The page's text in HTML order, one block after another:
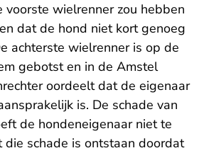
wielrenner zou hebben
dat de hond niet kort genoeg
achterste wielrenner is op de
gebotst en in de Amstel
oordeelt dat de eigenaar
is. De schade van
de hondeneigenaar niet te
die schade is ontstaan doordat